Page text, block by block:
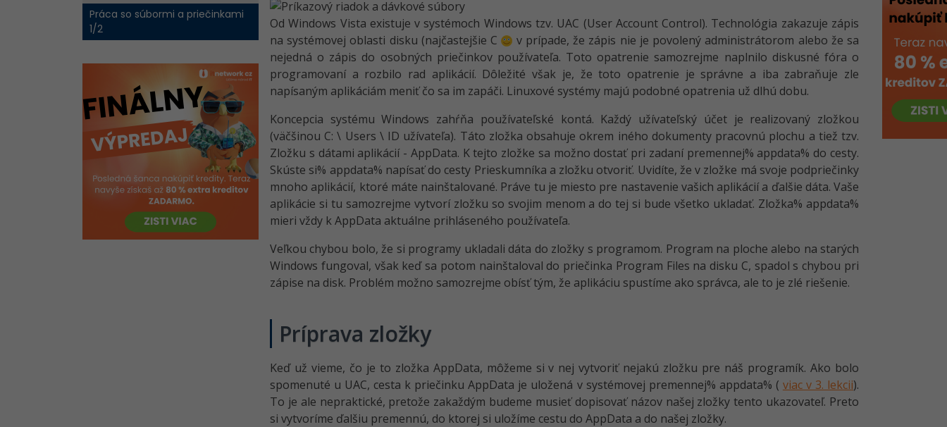
Práca so súbormi a priečinkami
1/2
Od Windows Vista existuje v systémoch Windows tzv. UAC (User Account Control). Technológia zakazuje zápis
na systémovej oblasti disku (najčastejšie C
v prípade, že zápis nie je povolený administrátorom alebo že sa
nejedná o zápis do osobných priečinkov používateľa. Toto opatrenie samozrejme naplnilo diskusné fóra o
programovaní a rozbilo rad aplikácií. Dôležité však je, že toto opatrenie je správne a iba zabraňuje zle
napísaným aplikáciám meniť čo sa im zapáči. Linuxové systémy majú podobné opatrenia už dlhú dobu.
Koncepcia systému Windows zahŕňa používateľské kontá. Každý užívateľský účet je realizovaný zložkou
(väčšinou C: \ Users \ ID užívateľa). Táto zložka obsahuje okrem iného dokumenty pracovnú plochu a tiež tzv.
Zložku s dátami aplikácií - AppData. K tejto zložke sa možno dostať pri zadaní premennej% appdata% do cesty.
Skúste si% appdata% napísať do cesty Prieskumníka a zložku otvoriť. Uvidíte, že v zložke má svoje podpriečinky
mnoho aplikácií, ktoré máte nainštalované. Práve tu je miesto pre nastavenie vašich aplikácií a ďalšie dáta. Vaše
aplikácie si tu samozrejme vytvorí zložku so svojim menom a do tej si bude všetko ukladať. Zložka% appdata%
mieri vždy k AppData aktuálne prihláseného používateľa.
Veľkou chybou bolo, že si programy ukladali dáta do zložky s programom. Program na ploche alebo na starých
Windows fungoval, však keď sa potom nainštaloval do priečinka Program Files na disku C, spadol s chybou pri
zápise na disk. Problém možno samozrejme obísť tým, že aplikáciu spustíme ako správca, ale to je zlé riešenie.
Príprava zložky
Keď už vieme, čo je to zložka AppData, môžeme si v nej vytvoriť nejakú zložku pre náš programík. Ako bolo
spomenuté u UAC, cesta k priečinku AppData je uložená v systémovej premennej% appdata% ( viac v 3. lekcii).
To je ale nepraktické, pretože zakaždým budeme musieť dopisovať názov našej zložky tento ukazovateľ. Preto
si vytvoríme ďalšiu premennú, do ktorej si uložíme cestu do AppData a do našej zložky.